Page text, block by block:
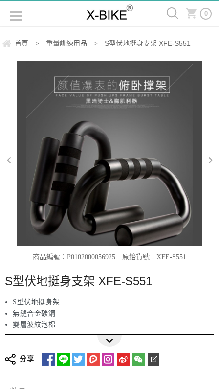
0
首頁 > 重量訓練用品 > S型伏地挺身支架 XFE-S551
商品編號：P0102000056925 原始貨號：XFE-S551
S型伏地挺身支架 XFE-S551
S型伏地挺身架
無縫合金碳鋼
雙層波紋泡棉
肌力訓練好幫手
分享